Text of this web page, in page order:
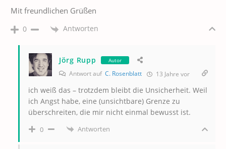
Mit freundlichen Grüßen
0 Antworten
Jörg Rupp Autor
Antwort auf C. Rosenblatt 13 Jahre vor
ich weiß das – trotzdem bleibt die Unsicherheit. Weil
ich Angst habe, eine (unsichtbare) Grenze zu
überschreiten, die mir nicht einmal bewusst ist.
0 Antworten